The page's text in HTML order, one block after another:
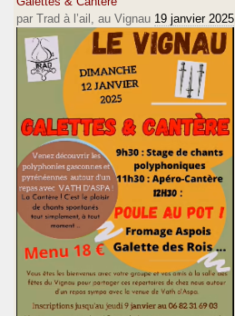
par Trad à l’ail, au Vignau 19 janvier 2025